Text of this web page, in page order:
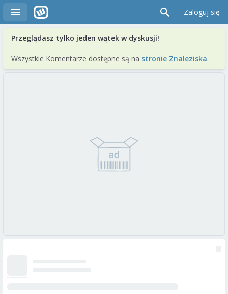
Zaloguj się
Przeglądasz tylko jeden wątek w dyskusji!
Wszystkie Komentarze dostępne są na stronie Znaleziska.